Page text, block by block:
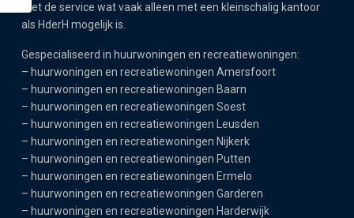
met de service wat vaak alleen met een kleinschalig kantoor
als HderH mogelijk is.
Gespecialiseerd in huurwoningen en recreatiewoningen:
– huurwoningen en recreatiewoningen Amersfoort
– huurwoningen en recreatiewoningen Baarn
– huurwoningen en recreatiewoningen Soest
– huurwoningen en recreatiewoningen Leusden
– huurwoningen en recreatiewoningen Nijkerk
– huurwoningen en recreatiewoningen Putten
– huurwoningen en recreatiewoningen Ermelo
– huurwoningen en recreatiewoningen Garderen
– huurwoningen en recreatiewoningen Harderwijk